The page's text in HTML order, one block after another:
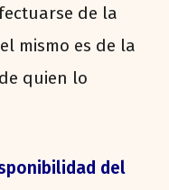
de la
mismo es de la
quien lo
del